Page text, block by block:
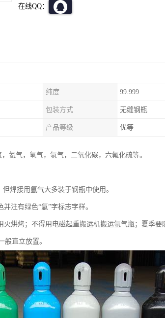
在线QQ：
纯度 99.999
包装方式 无缝钢瓶
产品等级 优等
氦气，氢气，氩气，二氧化碳，六氟化硫等。
焊接用氩气大多装于钢瓶中使用。
注有绿色“氩”字标志字样。
烘烤；不得用电磁起重搬运机搬运氩气瓶；夏季
般直立放置。